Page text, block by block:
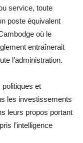
service, toute
poste équivalent
où le
entraînerait
l’administration.
et
les investissements
leurs propos portant
l’intelligence